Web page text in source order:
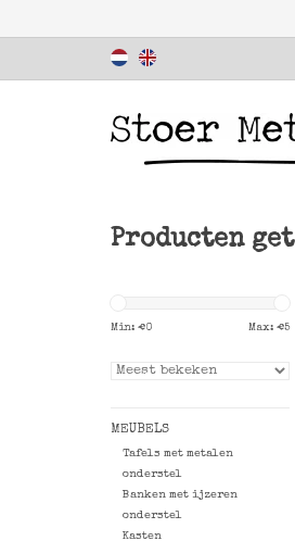
Producten
Min: €0 Max: €5
MEUBELS
Tafels met metalen
onderstel
Banken met ijzeren
onderstel
Kasten